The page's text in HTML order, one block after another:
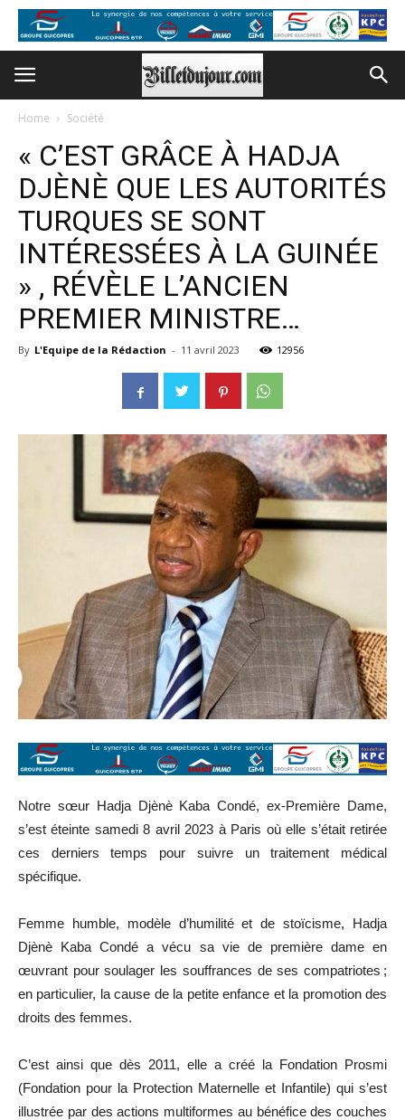
Home Société
« C’EST GRÂCE À HADJA
DJÈNÈ QUE LES AUTORITÉS
TURQUES SE SONT
INTÉRESSÉES À LA GUINÉE
» , RÉVÈLE L’ANCIEN
PREMIER MINISTRE…
By L'Equipe de la Rédaction - 11 avril 2023 12956
Notre sœur Hadja Djènè Kaba Condé, ex-Première Dame,
s’est éteinte samedi 8 avril 2023 à Paris où elle s’était retirée
ces derniers temps pour suivre un traitement médical
spécifique.
Femme humble, modèle d’humilité et de stoïcisme, Hadja
Djènè Kaba Condé a vécu sa vie de première dame en
œuvrant pour soulager les souffrances de ses compatriotes ;
en particulier, la cause de la petite enfance et la promotion des
droits des femmes.
C’est ainsi que dès 2011, elle a créé la Fondation Prosmi
(Fondation pour la Protection Maternelle et Infantile) qui s’est
illustrée par des actions multiformes au bénéfice des couches